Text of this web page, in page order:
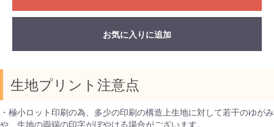
お気に入りに追加
生地プリント注意点
・極小ロット印刷の為、多少の印刷の構造上生地に対して若干のゆがみ
や、生地の両端の印字がぼやける場合がございます。